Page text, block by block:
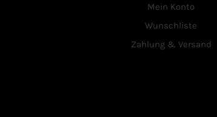
Mein Konto
Wunschliste
Zahlung & Versand